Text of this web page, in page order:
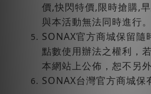
價,快閃特價,限時搶購,
與本活動無法同時進行。
SONAX官方商城保留隨
點數使用辦法之權利，
本網站上公佈，恕不另外
SONAX台灣官方商城保